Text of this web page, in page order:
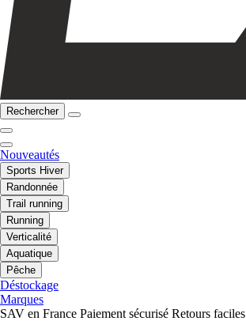
Rechercher
Nouveautés
Sports Hiver
Randonnée
Trail running
Running
Verticalité
Aquatique
Pêche
Déstockage
Marques
SAV en France Paiement sécurisé Retours faciles